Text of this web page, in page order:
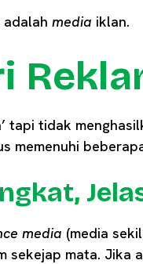
adalah media iklan.
tapi tidak
memenuhi
media (media
sekejap mata. Jika